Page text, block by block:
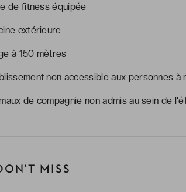
de fitness équipée
extérieure
à 150 mètres
non accessible aux personnes à
de compagnie non admis au sein de
MISS